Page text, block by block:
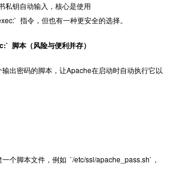
私钥自动输入，核心是使用
指令，但也有一种更安全的选择。
脚本（风险与便利并存）
出密码的脚本，让Apache在启动时自动执行它以
脚本文件，例如 `/etc/ssl/apache_pass.sh`，